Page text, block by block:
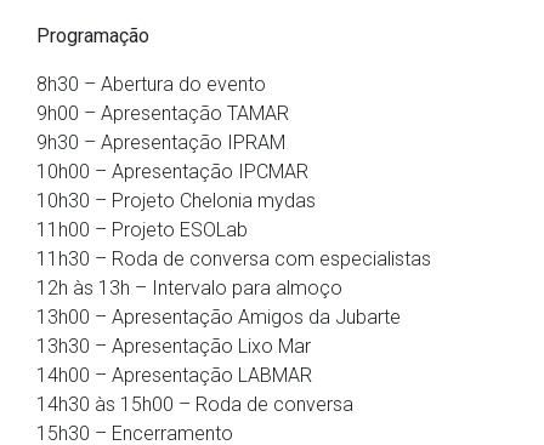
Programação
8h30 – Abertura do evento
9h00 – Apresentação TAMAR
9h30 – Apresentação IPRAM
10h00 – Apresentação IPCMAR
10h30 – Projeto Chelonia mydas
11h00 – Projeto ESOLab
11h30 – Roda de conversa com especialistas
12h às 13h – Intervalo para almoço
13h00 – Apresentação Amigos da Jubarte
13h30 – Apresentação Lixo Mar
14h00 – Apresentação LABMAR
14h30 às 15h00 – Roda de conversa
15h30 – Encerramento